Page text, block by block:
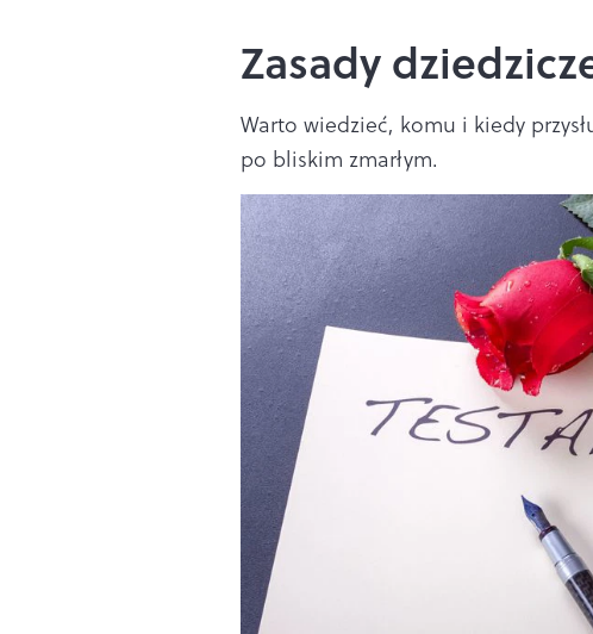
Zasady
Warto wiedzieć, komu i kiedy
po bliskim zmarłym.